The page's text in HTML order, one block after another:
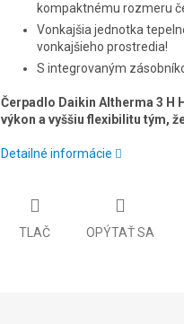
kompaktnému rozmeru
Vonkajšia jednotka
vonkajšieho prostredia!
S integrovaným
Čerpadlo Daikin Altherma 3 H
výkon a vyššiu flexibilitu tým,
Detailné informácie
TLAČ OPÝTAŤ SA